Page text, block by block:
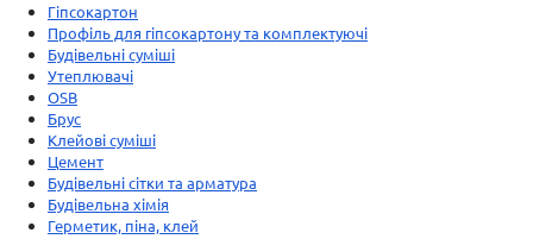
Гіпсокартон
Профіль для гіпсокартону та комплектуючі
Будівельні суміші
Утеплювачі
OSB
Брус
Клейові суміші
Цемент
Будівельні сітки та арматура
Будівельна хімія
Герметик, піна, клей